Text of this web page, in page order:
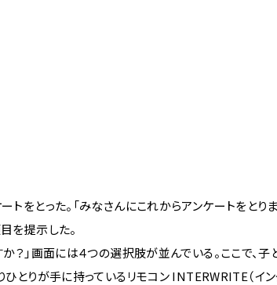
をとった。「みなさんにこれからアンケートをとりま
を提示した。
」画面には４つの選択肢が並んでいる。ここで、子
とりが手に持っているリモコン INTERWRITE（イ